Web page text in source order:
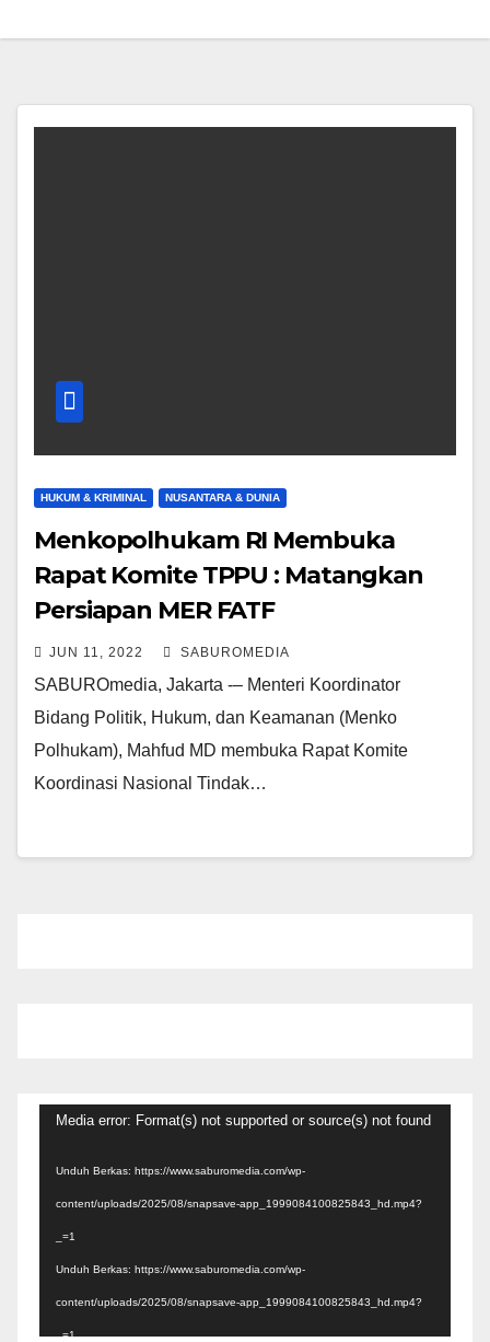
HUKUM & KRIMINAL NUSANTARA & DUNIA
Menkopolhukam RI Membuka
Rapat Komite TPPU : Matangkan
Persiapan MER FATF
JUN 11, 2022 SABUROMEDIA
SABUROmedia, Jakarta -– Menteri Koordinator
Bidang Politik, Hukum, dan Keamanan (Menko
Polhukam), Mahfud MD membuka Rapat Komite
Koordinasi Nasional Tindak…
Pemutar
Media error: Format(s) not supported or source(s) not found
Unduh Berkas: https://www.saburomedia.com/wp-
content/uploads/2025/08/snapsave-app_1999084100825843_hd.mp4?
_=1
Unduh Berkas: https://www.saburomedia.com/wp-
content/uploads/2025/08/snapsave-app_1999084100825843_hd.mp4?
_=1